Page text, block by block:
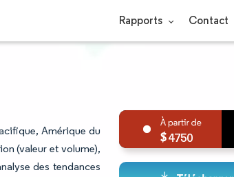
Rapports Contact
Amérique du
(valeur et volume),
des tendances
4750